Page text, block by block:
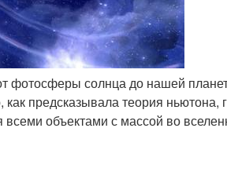
фотосферы солнца до нашей
предсказывала теория ньютона,
объектами с массой во